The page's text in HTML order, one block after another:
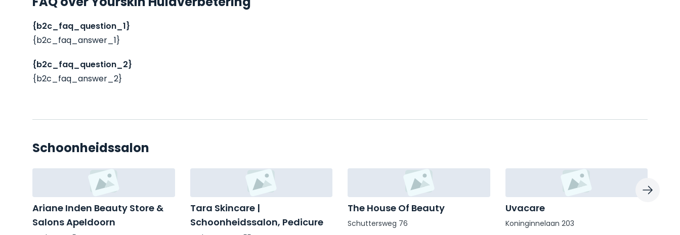
{b2c_faq_question_1}
{b2c_faq_answer_1}
{b2c_faq_question_2}
{b2c_faq_answer_2}
Schoonheidssalon
Ariane Inden Beauty Store &
Salons Apeldoorn
Tara Skincare |
Schoonheidssalon, Pedicure
The House Of Beauty
Schuttersweg 76
Uvacare
Koninginnelaan 203